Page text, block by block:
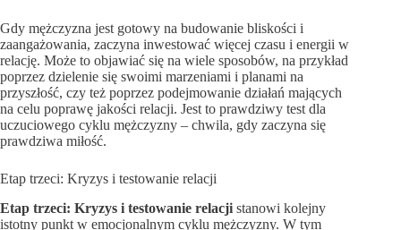
Gdy mężczyzna jest gotowy na budowanie bliskości i
zaangażowania, zaczyna inwestować więcej czasu i energii w
relację. Może to objawiać się na wiele sposobów, na przykład
poprzez dzielenie się swoimi marzeniami i planami na
przyszłość, czy też poprzez podejmowanie działań mających
na celu poprawę jakości relacji. Jest to prawdziwy test dla
uczuciowego cyklu mężczyzny – chwila, gdy zaczyna się
prawdziwa miłość.
Etap trzeci: Kryzys i testowanie relacji
Etap trzeci: Kryzys i testowanie relacji stanowi kolejny
istotny punkt w emocjonalnym cyklu mężczyzny. W tym